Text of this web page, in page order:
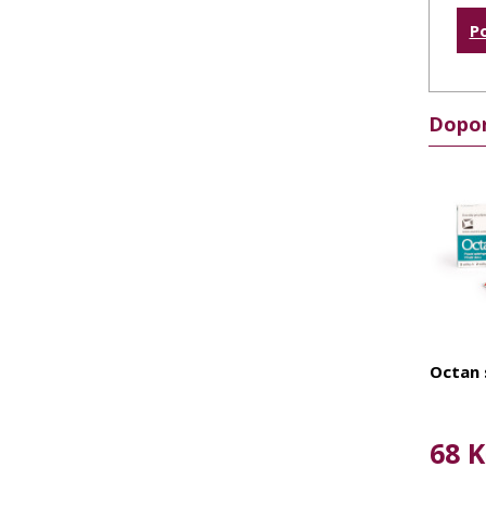
Octan
68